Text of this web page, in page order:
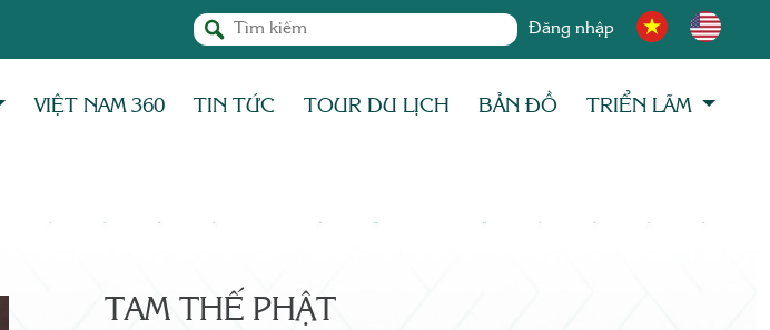
Đăng nhập
VIỆT NAM 360 TIN TỨC TOUR DU LỊCH BẢN ĐỒ TRIỂN LÃM
TAM THẾ PHẬT